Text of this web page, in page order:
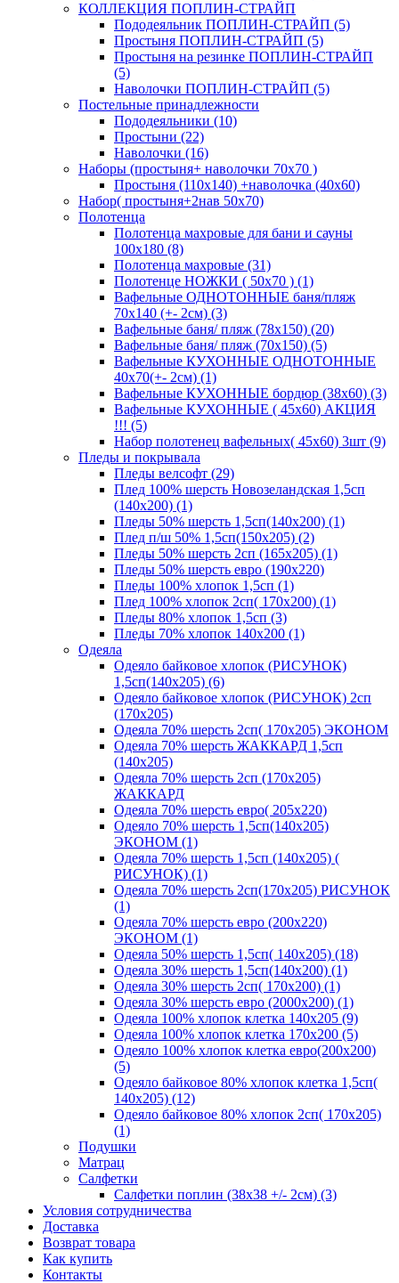
КОЛЛЕКЦИЯ ПОПЛИН-СТРАЙП
Пододеяльник ПОПЛИН-СТРАЙП (5)
Простыня ПОПЛИН-СТРАЙП (5)
Простыня на резинке ПОПЛИН-СТРАЙП
(5)
Наволочки ПОПЛИН-СТРАЙП (5)
Постельные принадлежности
Пододеяльники (10)
Простыни (22)
Наволочки (16)
Наборы (простыня+ наволочки 70х70 )
Простыня (110х140) +наволочка (40х60)
Набор( простыня+2нав 50х70)
Полотенца
Полотенца махровые для бани и сауны
100х180 (8)
Полотенца махровые (31)
Полотенце НОЖКИ ( 50х70 ) (1)
Вафельные ОДНОТОННЫЕ баня/пляж
70х140 (+- 2см) (3)
Вафельные баня/ пляж (78х150) (20)
Вафельные баня/ пляж (70х150) (5)
Вафельные КУХОННЫЕ ОДНОТОННЫЕ
40х70(+- 2см) (1)
Вафельные КУХОННЫЕ бордюр (38х60) (3)
Вафельные КУХОННЫЕ ( 45х60) АКЦИЯ
!!! (5)
Набор полотенец вафельных( 45х60) 3шт (9)
Пледы и покрывала
Пледы велсофт (29)
Плед 100% шерсть Новозеландская 1,5сп
(140х200) (1)
Пледы 50% шерсть 1,5сп(140х200) (1)
Плед п/ш 50% 1,5сп(150х205) (2)
Пледы 50% шерсть 2сп (165х205) (1)
Пледы 50% шерсть евро (190х220)
Пледы 100% хлопок 1,5сп (1)
Плед 100% хлопок 2сп( 170х200) (1)
Пледы 80% хлопок 1,5сп (3)
Пледы 70% хлопок 140х200 (1)
Одеяла
Одеяло байковое хлопок (РИСУНОК)
1,5сп(140х205) (6)
Одеяло байковое хлопок (РИСУНОК) 2сп
(170х205)
Одеяла 70% шерсть 2сп( 170х205) ЭКОНОМ
Одеяла 70% шерсть ЖАККАРД 1,5сп
(140х205)
Одеяла 70% шерсть 2сп (170х205)
ЖАККАРД
Одеяла 70% шерсть евро( 205х220)
Одеяло 70% шерсть 1,5сп(140х205)
ЭКОНОМ (1)
Одеяла 70% шерсть 1,5сп (140х205) (
РИСУНОК) (1)
Одеяла 70% шерсть 2сп(170х205) РИСУНОК
(1)
Одеяла 70% шерсть евро (200х220)
ЭКОНОМ (1)
Одеяла 50% шерсть 1,5сп( 140х205) (18)
Одеяла 30% шерсть 1,5сп(140х200) (1)
Одеяла 30% шерсть 2сп( 170х200) (1)
Одеяла 30% шерсть евро (2000х200) (1)
Одеяла 100% хлопок клетка 140х205 (9)
Одеяла 100% хлопок клетка 170х200 (5)
Одеяло 100% хлопок клетка евро(200х200)
(5)
Одеяло байковое 80% хлопок клетка 1,5сп(
140х205) (12)
Одеяло байковое 80% хлопок 2сп( 170х205)
(1)
Подушки
Матрац
Салфетки
Салфетки поплин (38х38 +/- 2см) (3)
Условия сотрудничества
Доставка
Возврат товара
Как купить
Контакты